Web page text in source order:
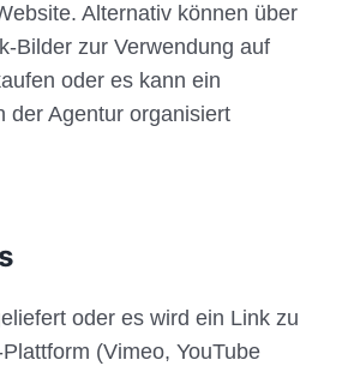
Alternativ können über
Bilder zur Verwendung auf
oder es kann ein
der Agentur organisiert
oder es wird ein Link zu
(Vimeo, YouTube